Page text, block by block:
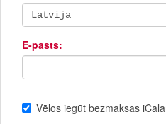
E-pasts:
Vēlos iegūt bezmaksas